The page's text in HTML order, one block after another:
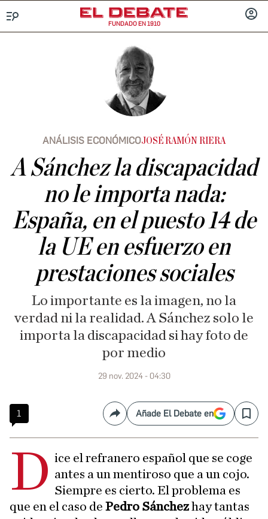
FUNDADO EN 1910
ANÁLISIS ECONÓMICOJOSÉ RAMÓN RIERA
A Sánchez la discapacidad
no le importa nada:
España, en el puesto 14 de
la UE en esfuerzo en
prestaciones sociales
Lo importante es la imagen, no la
verdad ni la realidad. A Sánchez solo le
importa la discapacidad si hay foto de
por medio
29 nov. 2024 - 04:30
1 CompartirAñade El Debate en Save
D ice el refranero español que se coge
antes a un mentiroso que a un cojo.
Siempre es cierto. El problema es
que en el caso de Pedro Sánchezhay tantas